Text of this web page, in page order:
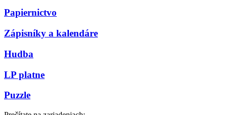
Papiernictvo
Zápisníky a kalendáre
Hudba
LP platne
Puzzle